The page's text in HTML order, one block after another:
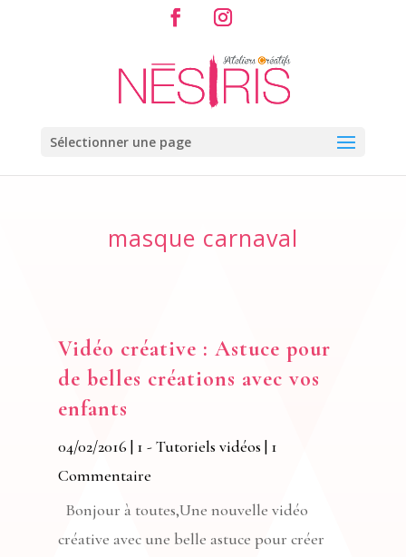
Sélectionner une page
masque carnaval
Vidéo créative : Astuce pour
de belles créations avec vos
enfants
04/02/2016 | 1 - Tutoriels vidéos | 1
Commentaire
Bonjour à toutes,Une nouvelle vidéo
créative avec une belle astuce pour créer